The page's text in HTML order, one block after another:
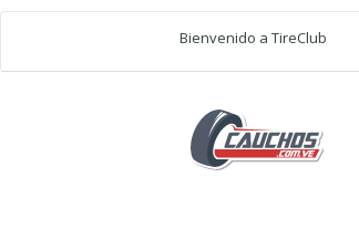
Bienvenido a TireClub